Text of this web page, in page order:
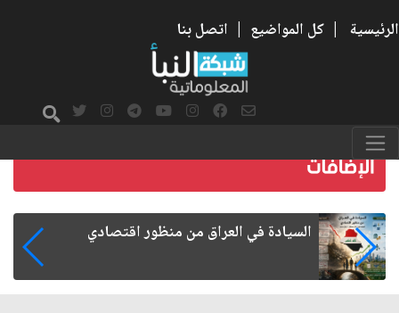
الرئيسية | كل المواضيع | اتصل بنا
ما بعد الأربعين.. كيف اتسعت الزيارة من هويتها